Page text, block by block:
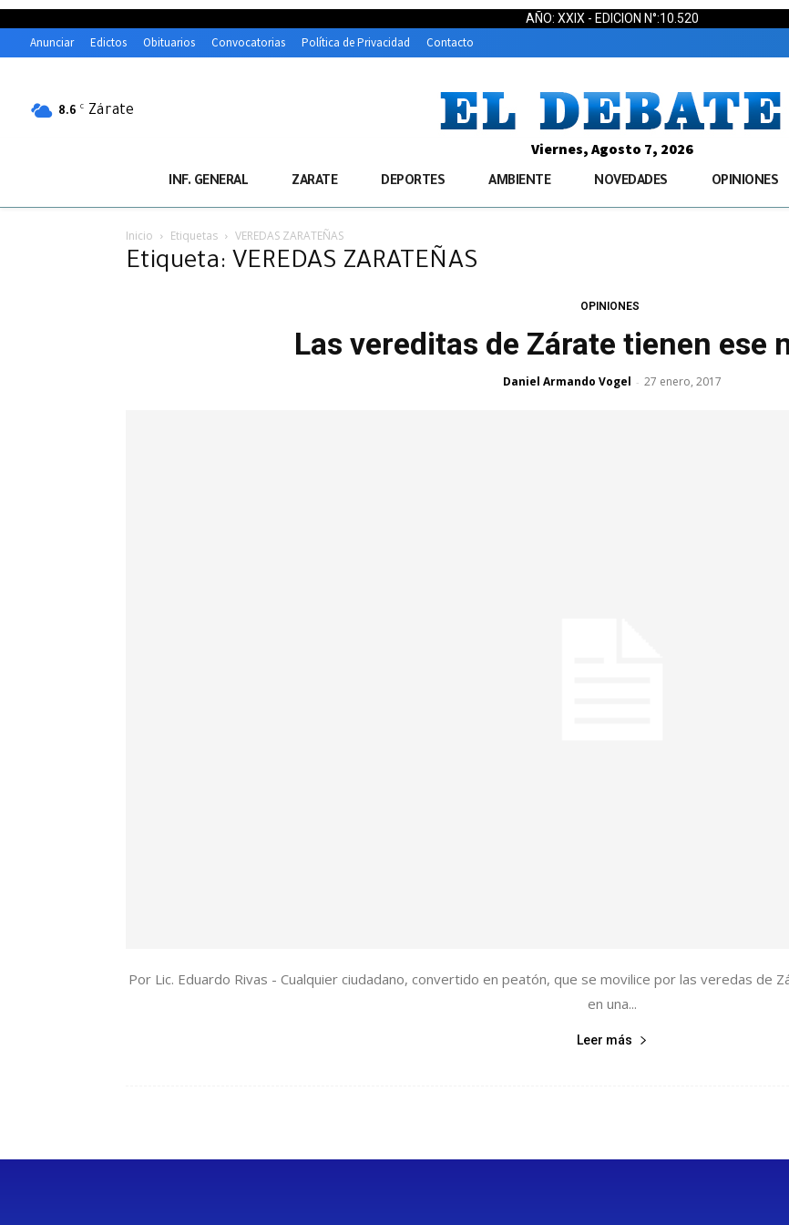
AÑO: XXIX - EDICION N°:10.520
Anunciar Edictos Obituarios Convocatorias Política de Privacidad Contacto
8.6 C Zárate
Viernes, Agosto 7, 2026
INF. GENERAL ZARATE DEPORTES AMBIENTE NOVEDADES OPINIONES
Inicio Etiquetas VEREDAS ZARATEÑAS
Etiqueta: VEREDAS ZARATEÑAS
OPINIONES
Las vereditas de Zárate tienen ese
Daniel Armando Vogel - 27 enero, 2017
Por Lic. Eduardo Rivas - Cualquier ciudadano, convertido en peatón, que se movilice por las veredas de
en una...
Leer más